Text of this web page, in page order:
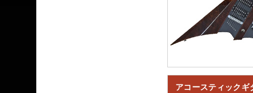
アコースティックギ